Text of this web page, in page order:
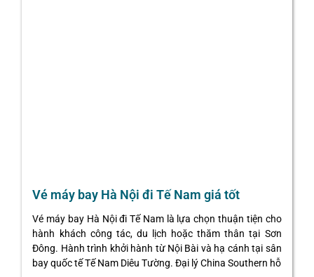
Vé máy bay Hà Nội đi Tế Nam giá tốt
Vé máy bay Hà Nội đi Tế Nam là lựa chọn thuận tiện cho
hành khách công tác, du lịch hoặc thăm thân tại Sơn
Đông. Hành trình khởi hành từ Nội Bài và hạ cánh tại sân
bay quốc tế Tế Nam Diêu Tường. Đại lý China Southern hỗ